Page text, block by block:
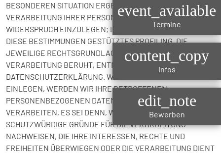
BESONDEREN SITUATION ERGEBEN, GEGEN DIE
VERARBEITUNG IHRER PERSONENBEZOGENEN DATEN
WIDERSPRUCH EINZULEGEN; DIES GILT AUCH FÜR EIN AUF
DIESE BESTIMMUNGEN GESTÜTZTES PROFILING. DIE
JEWEILIGE RECHTSGRUNDLAGE, AUF DENEN EINE
VERARBEITUNG BERUHT, ENTNEHMEN SIE DIESER
DATENSCHUTZERKLÄRUNG. WENN SIE WIDERSPRUCH
EINLEGEN, WERDEN WIR IHRE BETROFFENEN
PERSONENBEZOGENEN DATEN NICHT MEHR
VERARBEITEN, ES SEI DENN, WIR KÖNNEN ZWINGENDE
SCHUTZWÜRDIGE GRÜNDE FÜR DIE VERARBEITUNG
NACHWEISEN, DIE IHRE INTERESSEN, RECHTE UND
FREIHEITEN ÜBERWIEGEN ODER DIE VERARBEITUNG DIENT
event_available
Termine
content_copy
Infos
edit_note
Bewerben